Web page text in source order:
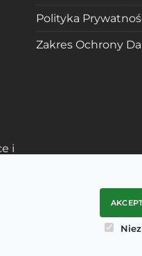
i
Polityka
Zakres Ochrony